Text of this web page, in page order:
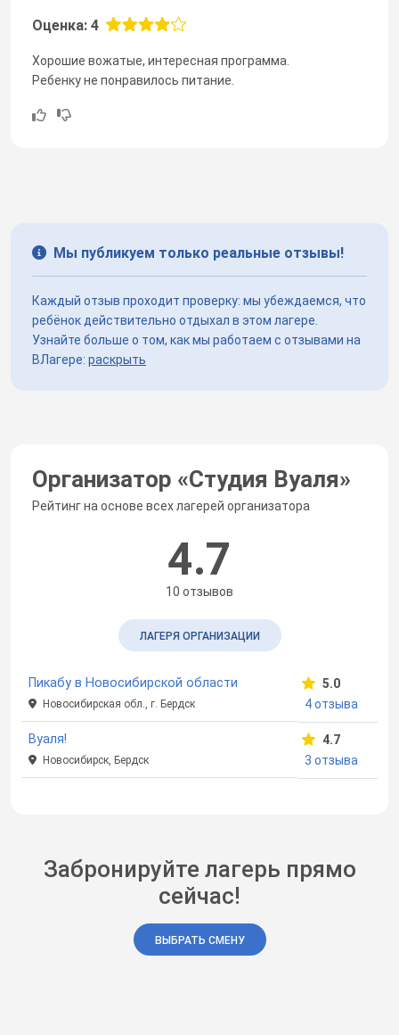
Оценка: 4
Хорошие вожатые, интересная программа.
Ребенку не понравилось питание.
Мы публикуем только реальные отзывы!
Каждый отзыв проходит проверку: мы убеждаемся, что
ребёнок действительно отдыхал в этом лагере.
Узнайте больше о том, как мы работаем с отзывами на
ВЛагере: раскрыть
Организатор «Студия Вуаля»
Рейтинг на основе всех лагерей организатора
4.7
10 отзывов
ЛАГЕРЯ ОРГАНИЗАЦИИ
Пикабу в Новосибирской области
Новосибирская обл., г. Бердск
5.0
4 отзыва
Вуаля!
Новосибирск, Бердск
4.7
3 отзыва
Забронируйте лагерь прямо
сейчас!
ВЫБРАТЬ СМЕНУ